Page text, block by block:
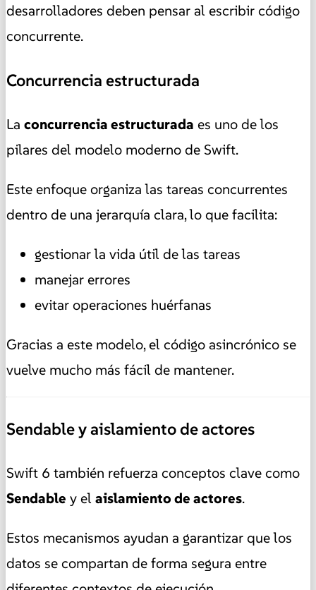
desarrolladores deben pensar al escribir código
concurrente.
Concurrencia estructurada
La concurrencia estructurada es uno de los
pilares del modelo moderno de Swift.
Este enfoque organiza las tareas concurrentes
dentro de una jerarquía clara, lo que facilita:
gestionar la vida útil de las tareas
manejar errores
evitar operaciones huérfanas
Gracias a este modelo, el código asincrónico se
vuelve mucho más fácil de mantener.
Sendable y aislamiento de actores
Swift 6 también refuerza conceptos clave como
Sendable y el aislamiento de actores.
Estos mecanismos ayudan a garantizar que los
datos se compartan de forma segura entre